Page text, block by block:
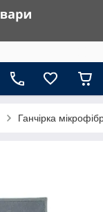
Ганчірка